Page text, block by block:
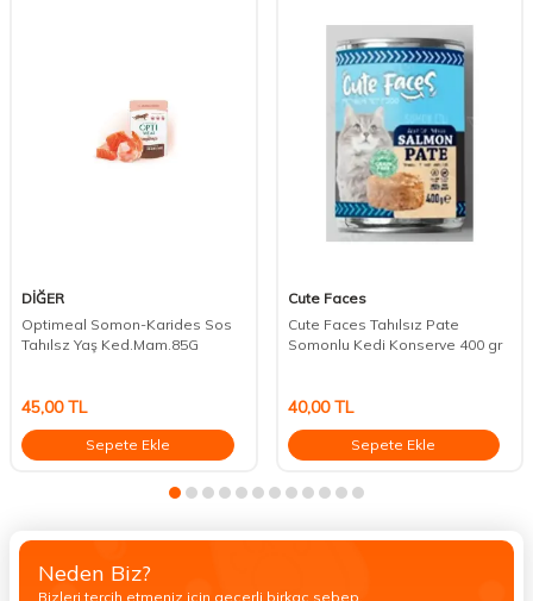
DİĞER
Optimeal Somon-Karides Sos
Tahılsz Yaş Ked.Mam.85G
45,00TL
Sepete Ekle
Cute Faces
Cute Faces Tahılsız Pate
Somonlu Kedi Konserve 400 gr
40,00TL
Sepete Ekle
Neden Biz?
Bizleri tercih etmeniz için geçerli birkaç sebep.